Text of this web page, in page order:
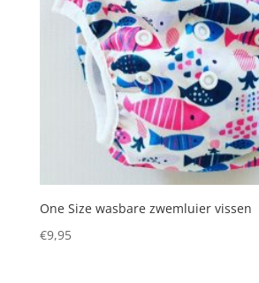
One Size wasbare zwemluier vissen
€9,95